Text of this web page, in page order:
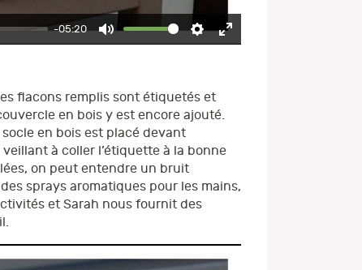
-05:20
Mute Settings
Enter
flacons remplis sont étiquetés et
en bois y est encore ajouté.
en bois est placé devant
à coller l’étiquette à la bonne
on peut entendre un bruit
sprays aromatiques pour les mains,
et Sarah nous fournit des